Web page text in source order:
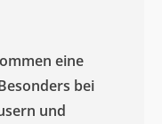
eine
bei
und